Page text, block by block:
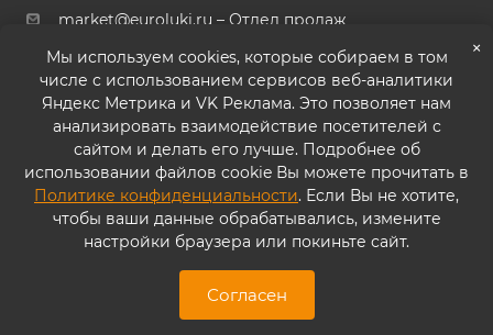
market@euroluki.ru – Отдел продаж
г. Москва, ул. Генерала Белова, 43 к2, офис 27
© 2026 ООО «ППК «Практика». Все права защищены
Согласие на обработку персональных данных
Политика конфиденциальности
×
Мы используем cookies, которые собираем в том
числе с использованием сервисов веб-аналитики
Яндекс Метрика и VK Реклама. Это позволяет нам
анализировать взаимодействие посетителей с
сайтом и делать его лучше. Подробнее об
использовании файлов cookie Вы можете прочитать в
Политике конфиденциальности. Если Вы не хотите,
чтобы ваши данные обрабатывались, измените
настройки браузера или покиньте сайт.
Согласен